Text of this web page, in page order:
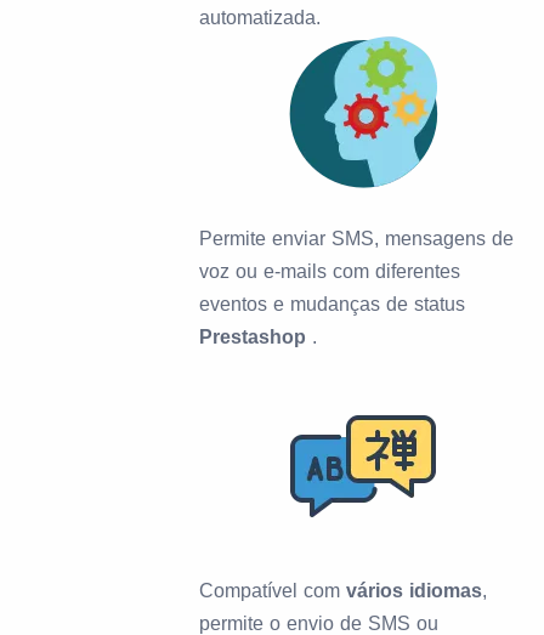
automatizada.
Permite enviar SMS, mensagens de
voz ou e-mails com diferentes
eventos e mudanças de status
Prestashop .
Compatível comvários idiomas,
permite o envio de SMS ou